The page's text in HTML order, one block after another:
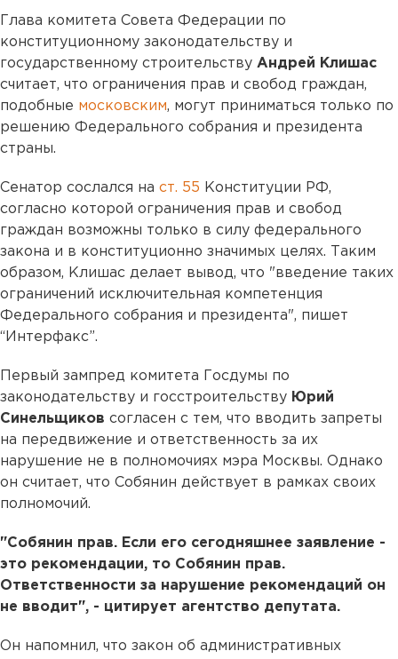
Глава комитета Совета Федерации по
конституционному законодательству и
государственному строительству Андрей Клишас
считает, что ограничения прав и свобод граждан,
подобные московским, могут приниматься только по
решению Федерального собрания и президента
страны.
Cенатор сослался на ст. 55 Конституции РФ,
согласно которой ограничения прав и свобод
граждан возможны только в силу федерального
закона и в конституционно значимых целях. Таким
образом, Клишас делает вывод, что "введение таких
ограничений исключительная компетенция
Федерального собрания и президента", пишет
“Интерфакс”.
Первый зампред комитета Госдумы по
законодательству и госстроительству Юрий
Синельщиков согласен с тем, что вводить запреты
на передвижение и ответственность за их
нарушение не в полномочиях мэра Москвы. Однако
он считает, что Собянин действует в рамках своих
полномочий.
"Собянин прав. Если его сегодняшнее заявление -
это рекомендации, то Собянин прав.
Ответственности за нарушение рекомендаций он
не вводит", - цитирует агентство депутата.
Он напомнил, что закон об административных